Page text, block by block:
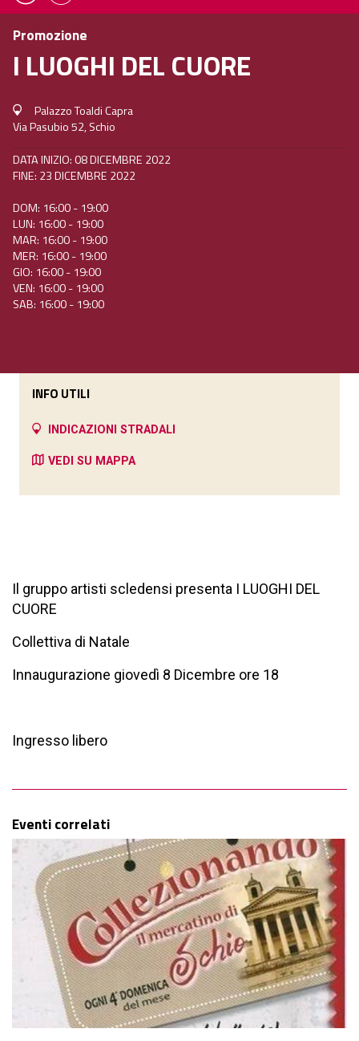
Promozione
I LUOGHI DEL CUORE
Palazzo Toaldi Capra
Via Pasubio 52, Schio
DATA INIZIO: 08 DICEMBRE 2022
FINE: 23 DICEMBRE 2022
DOM: 16:00 - 19:00
LUN: 16:00 - 19:00
MAR: 16:00 - 19:00
MER: 16:00 - 19:00
GIO: 16:00 - 19:00
VEN: 16:00 - 19:00
SAB: 16:00 - 19:00
Il gruppo artisti scledensi presenta I LUOGHI DEL
CUORE
Collettiva di Natale
Innaugurazione giovedì 8 Dicembre ore 18
Ingresso libero
Eventi correlati
INFO UTILI
INDICAZIONI STRADALI
VEDI SU MAPPA